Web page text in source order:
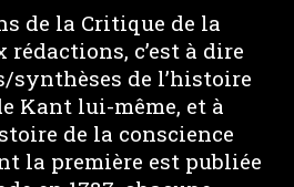
de la Critique de la
c’est à dire
de l’histoire
Kant lui-même, et à
de la conscience
la première est publiée